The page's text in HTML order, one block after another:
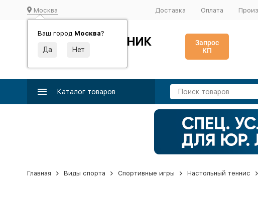
Москва
Ваш город Москва?
Доставка Оплата
ИДЕАЛЬНЫЙ ТУРНИК
Производство и поставка спортивного оборудования
Запрос
КП
Каталог товаров
Главная Виды спорта Спортивные игры Настольный теннис